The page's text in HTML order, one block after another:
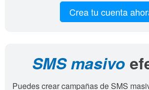
Crea tu cuenta
SMS masivo
Puedes crear campañas de SMS